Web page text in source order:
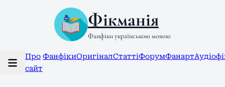
Фікманія
Фанфіки українською мовою
Про
сайт
ФанфікиОригіналСтаттіФорумФанарт